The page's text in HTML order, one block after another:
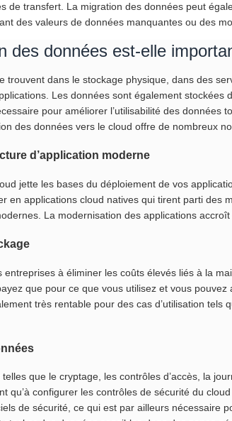
de transfert. La migration des données peut
des valeurs de données manquantes ou des
des données est-elle
trouvent dans le stockage physique, dans des
Les données sont également stockées
pour améliorer l’utilisabilité des données
des données vers le cloud offre de nombreux
d’application moderne
jette les bases du déploiement de vos
en applications cloud natives qui tirent parti des
La modernisation des applications accroît
à éliminer les coûts élevés liés à la
que pour ce que vous utilisez et vous
très rentable pour des cas d’utilisation tels
que le cryptage, les contrôles d’accès, la
qu’à configurer les contrôles de sécurité du
de sécurité, ce qui est par ailleurs nécessaire